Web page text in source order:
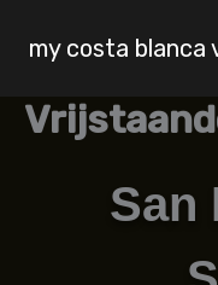
content
my costa blanca
San